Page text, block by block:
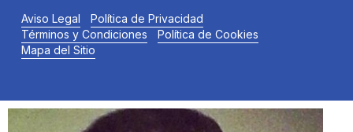
Aviso Legal
Política de Privacidad
Términos y Condiciones
Política de Cookies
Mapa del Sitio